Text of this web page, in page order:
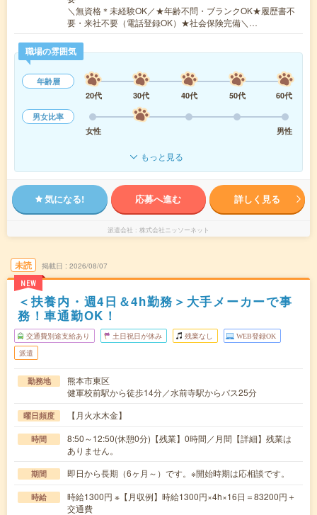
＼無資格＊未経験OK／★年齢不問・ブランクOK★履歴書不
要・来社不要（電話登録OK）★社会保険完備＼…
職場の雰囲気
年齢層
20代
30代 40代 50代
60代
男女比率
女性
男性
もっと見る
気になる! 応募へ進む 詳しく見る
派遣会社 株式会社ニッソーネット
未読
NEW
掲載日 2026/08/07
＜扶養内・週4日＆4h勤務＞大手メーカーで事
務！車通勤OK！
交通費別途支給あり 土日祝日が休み 残業なし WEB登録OK
派遣
勤務地
熊本市東区
健軍校前駅から徒歩14分／水前寺駅からバス25分
曜日頻度 【月火水木金】
時間
8:50～12:50(休憩0分)【残業】0時間／月間【詳細】残業は
ありません。
期間 即日から長期（6ヶ月～）です。※開始時期は応相談です。
時給
時給1300円 ※【月収例】時給1300円×4h×16日＝83200円＋
交通費